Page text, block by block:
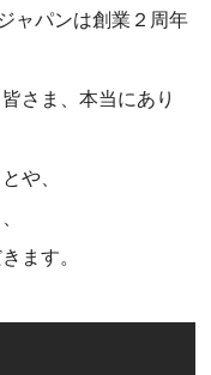
ャパンは創業２周年
さま、本当にあり
や、
ます。